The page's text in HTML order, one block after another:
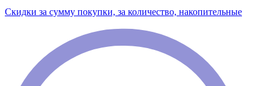
Скидки за сумму покупки, за количество, накопительные